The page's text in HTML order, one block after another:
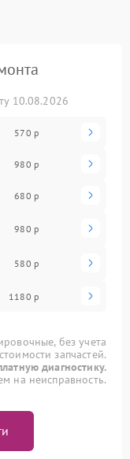
10.08.2026
570 р
980 р
680 р
980 р
580 р
1180 р
без учета
стоимости запчастей.
диагностику.
на неисправность.